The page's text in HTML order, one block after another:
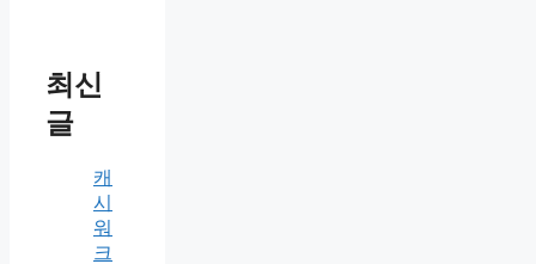
최신
글
캐
시
워
크